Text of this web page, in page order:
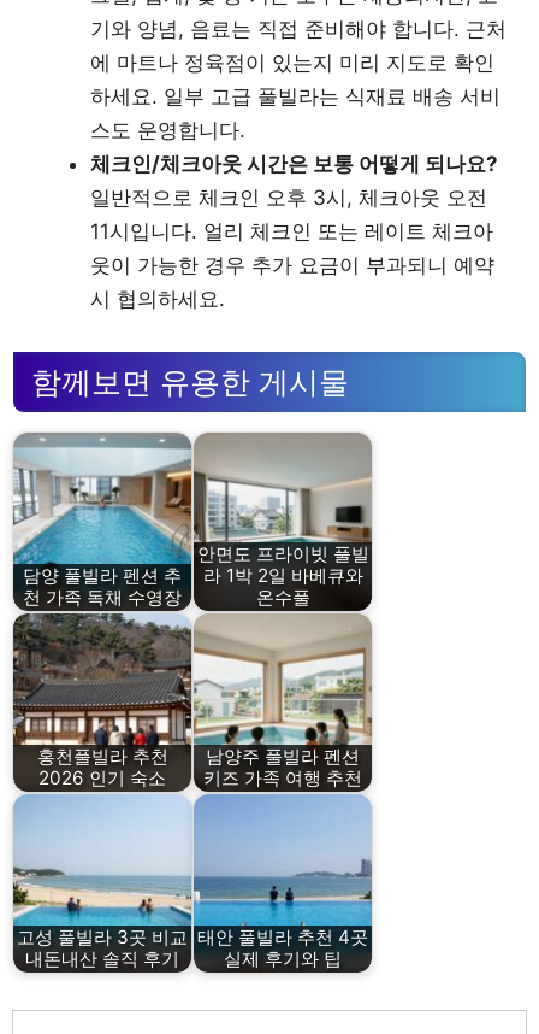
기와 양념, 음료는 직접 준비해야 합니다. 근처
에 마트나 정육점이 있는지 미리 지도로 확인
하세요. 일부 고급 풀빌라는 식재료 배송 서비
스도 운영합니다.
체크인/체크아웃 시간은 보통 어떻게 되나요?
일반적으로 체크인 오후 3시, 체크아웃 오전
11시입니다. 얼리 체크인 또는 레이트 체크아
웃이 가능한 경우 추가 요금이 부과되니 예약
시 협의하세요.
함께보면 유용한 게시물
담양 풀빌라 펜션 추
천 가족 독채 수영장
안면도 프라이빗 풀빌
라 1박 2일 바베큐와
온수풀
홍천풀빌라 추천
2026 인기 숙소
남양주 풀빌라 펜션
키즈 가족 여행 추천
고성 풀빌라 3곳 비교
내돈내산 솔직 후기
태안 풀빌라 추천 4곳
실제 후기와 팁